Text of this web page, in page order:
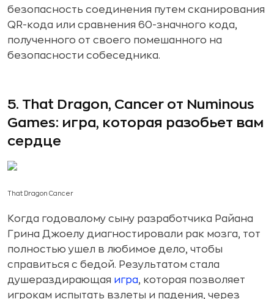
безопасность соединения путем сканирования
QR-кода или сравнения 60-значного кода,
полученного от своего помешанного на
безопасности собеседника.
5. That Dragon, Cancer от Numinous
Games: игра, которая разобьет вам
сердце
That Dragon Cancer
Когда годовалому сыну разработчика Райана
Грина Джоелу диагностировали рак мозга, тот
полностью ушел в любимое дело, чтобы
справиться с бедой. Результатом стала
душераздирающая игра, которая позволяет
игрокам испытать взлеты и падения, через